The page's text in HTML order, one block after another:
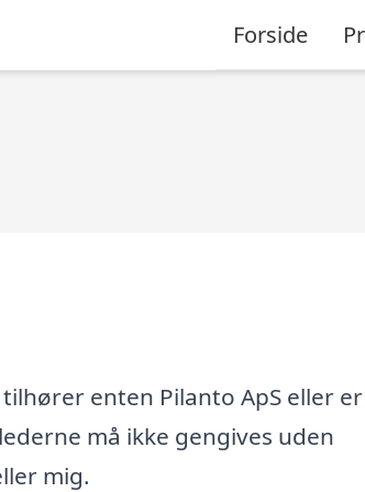
Forside
tilhører enten Pilanto ApS eller er
må ikke gengives uden
mig.